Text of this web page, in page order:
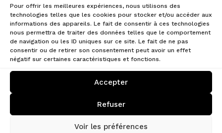
Pour offrir les meilleures expériences, nous utilisons des
technologies telles que les cookies pour stocker et/ou accéder aux
informations des appareils. Le fait de consentir à ces technologies
nous permettra de traiter des données telles que le comportement
de navigation ou les ID uniques sur ce site. Le fait de ne pas
consentir ou de retirer son consentement peut avoir un effet
négatif sur certaines caractéristiques et fonctions.
Accepter
Refuser
Voir les préférences
l’immobilier tokénisé et les produits financiers
immobiliers liés à la blockchain ? Retrouvez
l’interview du président de Crypto Patrimoine